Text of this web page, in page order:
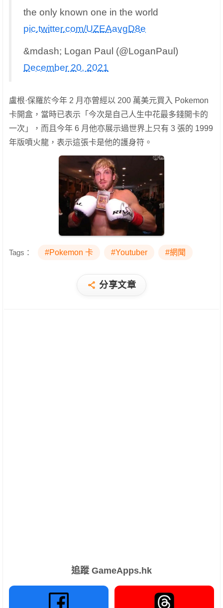
the only known one in the world
pic.twitter.com/UZEAavgD8e
&mdash; Logan Paul (@LoganPaul)
December 20, 2021
盧根·保羅於今年 2 月亦曾經以 200 萬美元買入 Pokemon
卡開盒，當時已表示「今次是自己人生中花最多錢開卡的
一次」，而且今年 6 月他亦展示過世界上只有 3 張的 1999
年版噴火龍，表示這張卡是他的護身符。
Tags： #Pokemon 卡 #Youtuber #網聞
分享文章
追蹤 GameApps.hk